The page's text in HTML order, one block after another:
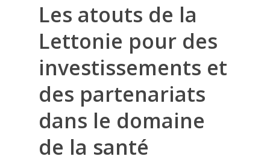
Les atouts de la
Lettonie pour des
investissements et
des partenariats
dans le domaine
de la santé